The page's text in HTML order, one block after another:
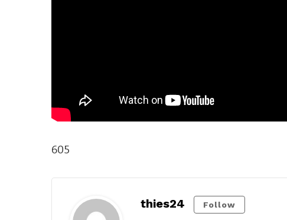
605
thies24 Follow